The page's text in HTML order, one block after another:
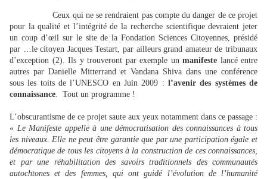
Ceux qui ne se rendraient pas compte du danger de ce projet
pour la qualité et l’intégrité de la recherche scientifique devraient jeter
un coup d’œil sur le site de la Fondation Sciences Citoyennes, présidé
par …le citoyen Jacques Testart, par ailleurs grand amateur de tribunaux
d’exception (2). Ils y trouveront par exemple un manifeste lancé entre
autres par Danielle Mitterrand et Vandana Shiva dans une conférence
sous les toits de l’UNESCO en Juin 2009 : l’avenir des systèmes de
connaissance. Tout un programme !
L’obscurantisme de ce projet saute aux yeux notamment dans ce passage :
« Le Manifeste appelle à une démocratisation des connaissances à tous
les niveaux. Elle ne peut être garantie que par une participation égale et
démocratique de tous les citoyens à la construction de ces connaissances,
et par une réhabilitation des savoirs traditionnels des communautés
autochtones et des femmes, qui ont guidé l’évolution de l’humanité